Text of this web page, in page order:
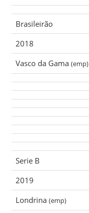
Brasileirão
2018
Vasco da Gama (emp)
Serie B
2019
Londrina (emp)